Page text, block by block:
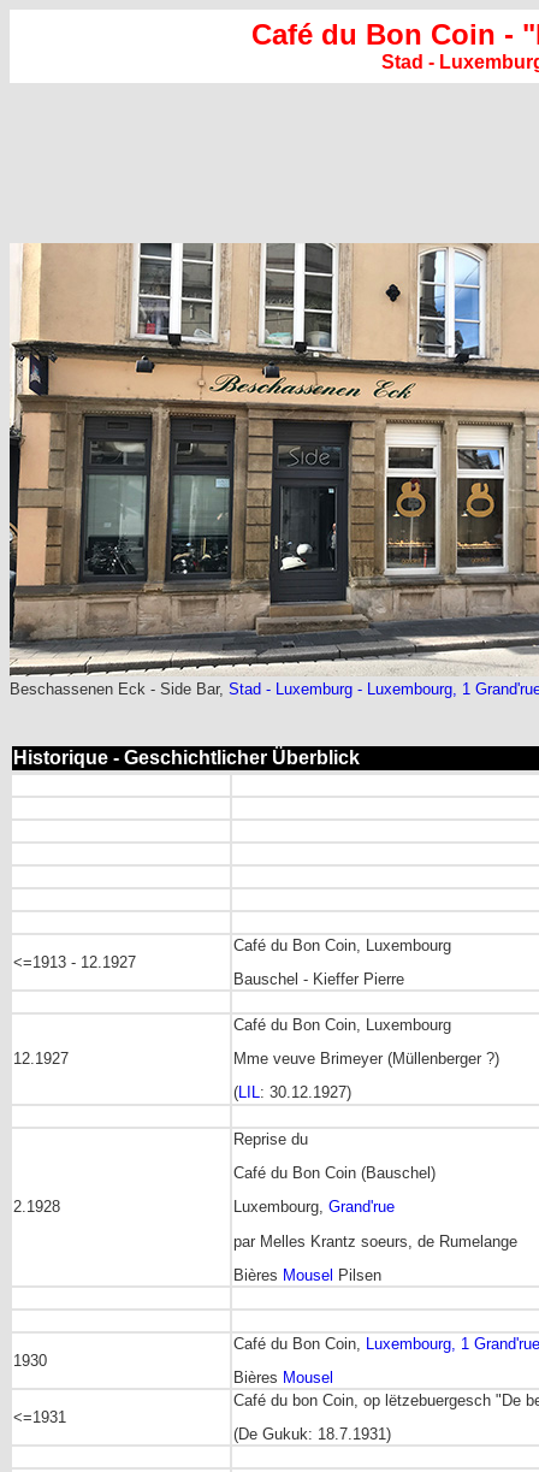
Café du Bon Coin -
Stad -
Beschassenen Eck - Side Bar, Stad - Luxemburg - Luxembourg, 1
Historique - Geschichtlicher Überblick
<=1913 - 12.1927
Café du Bon Coin, Luxembourg
Bauschel - Kieffer Pierre
12.1927
Café du Bon Coin, Luxembourg
Mme veuve Brimeyer (Müllenberger ?)
(LIL: 30.12.1927)
2.1928
Reprise du
Café du Bon Coin (Bauschel)
Luxembourg, Grand'rue
par Melles Krantz soeurs, de Rumelange
Bières Mousel Pilsen
1930
Café du Bon Coin, Luxembourg, 1 Grand'rue
Bières Mousel
<=1931
Café du bon Coin, op lëtzebuergesch "De
(De Gukuk: 18.7.1931)